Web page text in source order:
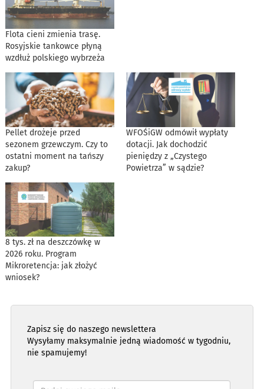
Flota cieni zmienia trasę.
Rosyjskie tankowce płyną
wzdłuż polskiego wybrzeża
Pellet drożeje przed
sezonem grzewczym. Czy to
ostatni moment na tańszy
zakup?
WFOŚiGW odmówił wypłaty
dotacji. Jak dochodzić
pieniędzy z „Czystego
Powietrza” w sądzie?
8 tys. zł na deszczówkę w
2026 roku. Program
Mikroretencja: jak złożyć
wniosek?
Zapisz się do naszego newslettera
Wysyłamy maksymalnie jedną wiadomość w tygodniu,
nie spamujemy!